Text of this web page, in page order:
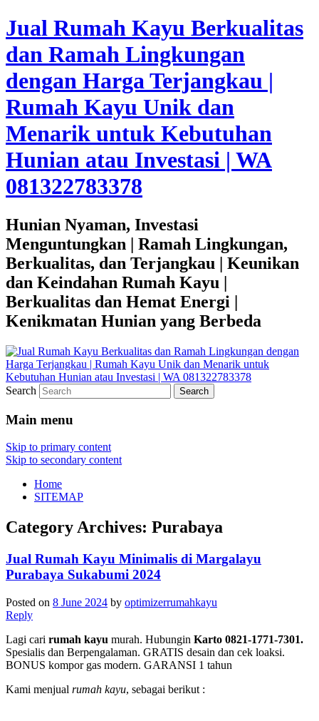
Jual Rumah Kayu Berkualitas
dan Ramah Lingkungan
dengan Harga Terjangkau |
Rumah Kayu Unik dan
Menarik untuk Kebutuhan
Hunian atau Investasi | WA
081322783378
Hunian Nyaman, Investasi
Menguntungkan | Ramah Lingkungan,
Berkualitas, dan Terjangkau | Keunikan
dan Keindahan Rumah Kayu |
Berkualitas dan Hemat Energi |
Kenikmatan Hunian yang Berbeda
Search
Main menu
Skip to primary content
Skip to secondary content
Home
SITEMAP
Category Archives: Purabaya
Jual Rumah Kayu Minimalis di Margalayu
Purabaya Sukabumi 2024
Posted on 8 June 2024 by optimizerrumahkayu
Reply
Lagi cari rumah kayu murah. Hubungin Karto 0821-1771-7301.
Spesialis dan Berpengalaman. GRATIS desain dan cek loaksi.
BONUS kompor gas modern. GARANSI 1 tahun
Kami menjual rumah kayu, sebagai berikut :